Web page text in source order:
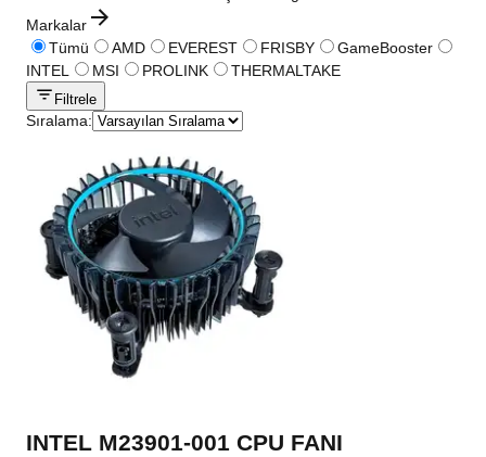
Markalar
Tümü
AMD EVEREST FRISBY
GameBooster
INTEL
MSI PROLINK THERMALTAKE
Filtrele
Sıralama:
INTEL M23901-001 CPU FANI